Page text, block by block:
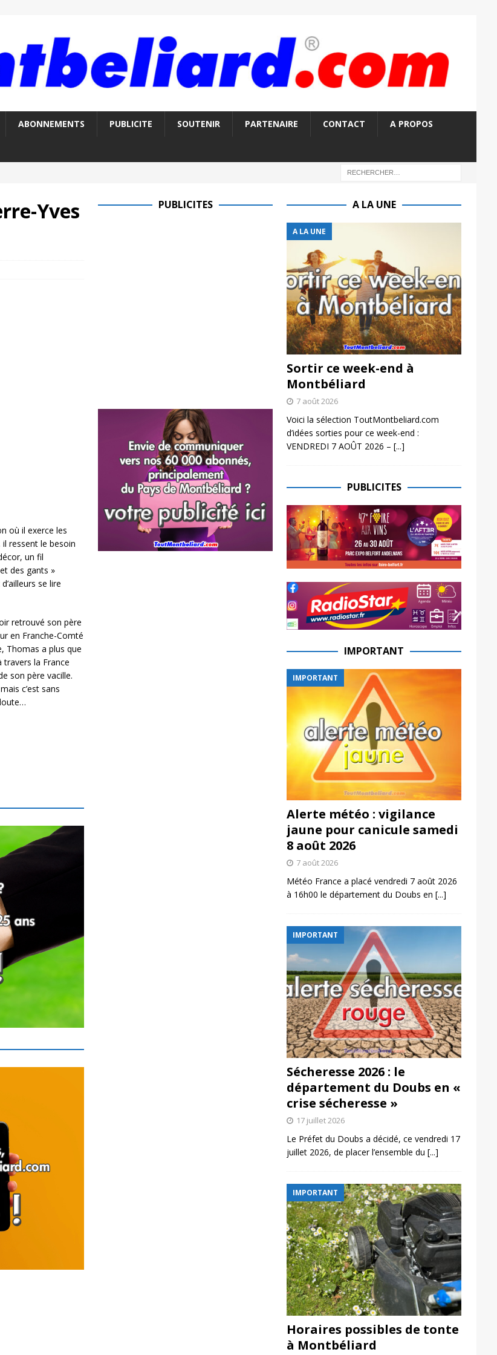
ABONNEMENTS PUBLICITE SOUTENIR PARTENAIRE CONTACT A PROPOS
Yves
où il exerce les
ressent le besoin
un fil
des gants »
se lire
retrouvé son père
en Franche-Comté
Thomas a plus que
travers la France
son père vacille.
c’est sans
PUBLICITES A LA UNE
A LA UNE
Sortir ce week-end à
Montbéliard
7 août 2026
Voici la sélection ToutMontbeliard.com
d’idées sorties pour ce week-end :
VENDREDI 7 AOÛT 2026 – [...]
PUBLICITES
IMPORTANT
IMPORTANT
Alerte météo : vigilance
jaune pour canicule samedi
8 août 2026
7 août 2026
Météo France a placé vendredi 7 août 2026
à 16h00 le département du Doubs en [...]
IMPORTANT
Sécheresse 2026 : le
département du Doubs en «
crise sécheresse »
17 juillet 2026
Le Préfet du Doubs a décidé, ce vendredi 17
juillet 2026, de placer l’ensemble du [...]
IMPORTANT
Horaires possibles de tonte
à Montbéliard